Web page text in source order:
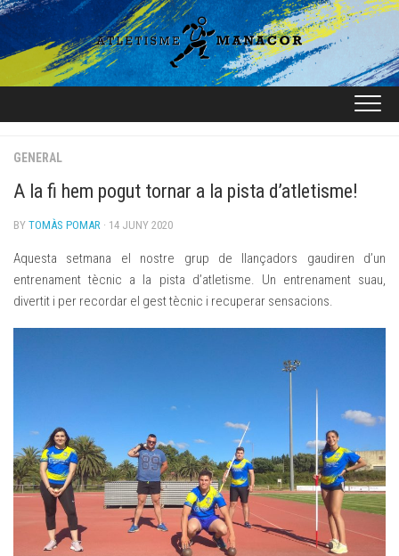
Skip
to
content
GENERAL
A la fi hem pogut tornar a la pista d’atletisme!
BY TOMÀS POMAR · 14 JUNY 2020
Aquesta setmana el nostre grup de llançadors gaudiren d’un
entrenament tècnic a la pista d’atletisme. Un entrenament suau,
divertit i per recordar el gest tècnic i recuperar sensacions.